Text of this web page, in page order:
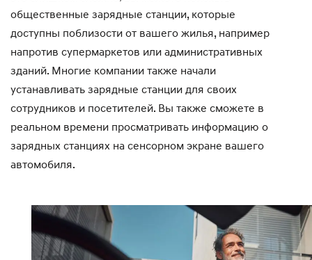
общественные зарядные станции, которые
доступны поблизости от вашего жилья, например
напротив супермаркетов или административных
зданий. Многие компании также начали
устанавливать зарядные станции для своих
сотрудников и посетителей. Вы также сможете в
реальном времени просматривать информацию о
зарядных станциях на сенсорном экране вашего
автомобиля.